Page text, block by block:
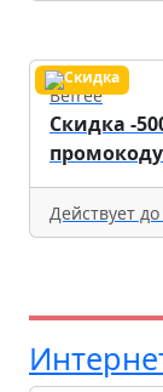
Befree
Скидка -
Действует до